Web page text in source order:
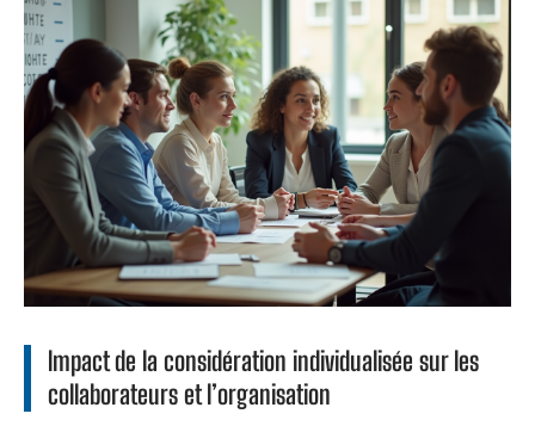
Impact de la considération individualisée sur les
collaborateurs et l’organisation